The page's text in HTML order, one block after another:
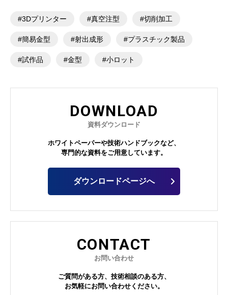
#3Dプリンター #真空注型 #切削加工
#簡易金型 #射出成形 #プラスチック製品
#試作品 #金型 #小ロット
DOWNLOAD
資料ダウンロード
ホワイトペーパーや技術ハンドブックなど、
専門的な資料をご用意しています。
ダウンロードページへ
CONTACT
お問い合わせ
ご質問がある方、技術相談のある方、
お気軽にお問い合わせください。